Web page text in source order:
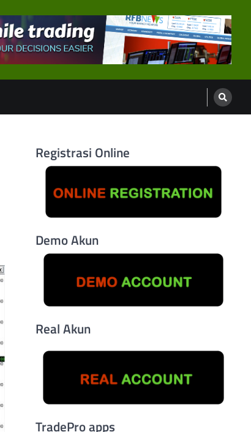
Registrasi Online
Demo Akun
Real Akun
TradePro apps